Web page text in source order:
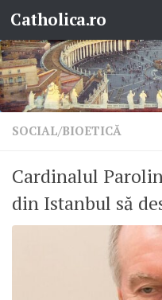
Skip to content
Catholica.ro
SOCIAL/BIOETICĂ
Cardinalul
din Istanbul să